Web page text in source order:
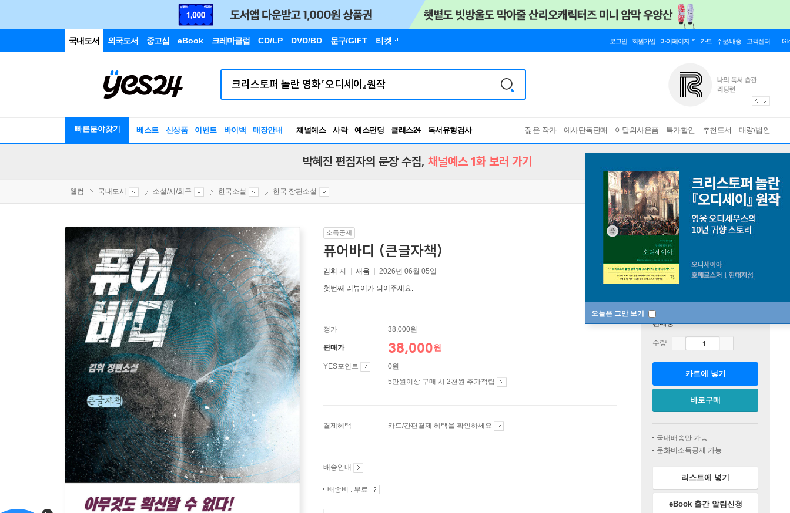
국내도서 외국도서 중고샵 eBook 크레마클럽 CD/LP DVD/BD 문구/GIFT 티켓 로그인 회원가입 마이페이지 카트 주문/배송 고객센터
빠른분야찾기 베스트 신상품 이벤트 바이백 매장안내 채널예스 사락 예스펀딩 클래스24
RBTI Lab
독서유형검사
젊은 작가 예사단독판매 이달의사은품 특가할인 추천도서 대량/법인
오늘은 그만 보기
박혜진 편집자의 문장 수집, 채널예스 1화 보러 가기
웰컴 국내도서 소설/시/희곡 한국소설 한국 장편소설
소득공제
퓨어바디 (큰글자책)
김휘 저 새움 2026년 06월 05일
첫번째 리뷰어가 되어주세요.
정가 38,000원
판매가 38,000원
YES포인트
0원
5만원이상 구매 시 2천원 추가적립
결제혜택 카드/간편결제 혜택을 확인하세요
배송안내
배송비 : 무료
판매중
수량
카트에 넣기
바로구매
국내배송만 가능
문화비소득공제 가능
리스트에 넣기
eBook 출간 알림신청